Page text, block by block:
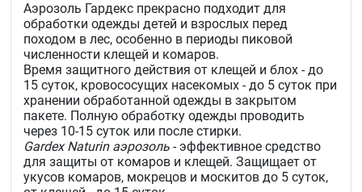
Аэрозоль Гардекс прекрасно подходит для
обработки одежды детей и взрослых перед
походом в лес, особенно в периоды пиковой
численности клещей и комаров.
Время защитного действия от клещей и блох - до
15 суток, кровососущих насекомых - до 5 суток при
хранении обработанной одежды в закрытом
пакете. Полную обработку одежды проводить
через 10-15 суток или после стирки.
Gardex Naturin аэрозоль - эффективное средство
для защиты от комаров и клещей. Защищает от
укусов комаров, мокрецов и москитов до 5 суток,